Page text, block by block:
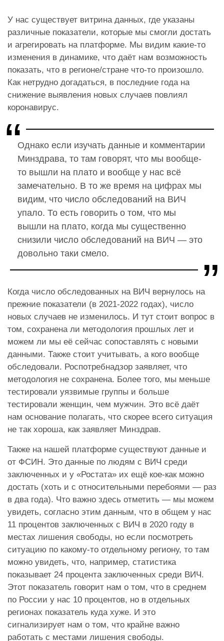
У нас существует витрина данных, где указаны
различные показатели, которые мы смогли достать
и агрегировать на платформе. Мы видим какие-то
изменения в динамике, что даёт нам возможность
показать, что в регионе/стране что-то произошло.
Как нетрудно догадаться, в последние года на
снижение выявления новых случаев повлиял
коронавирус.
Однако если изучать данные и комментарии
Минздрава, то там говорят, что мы вообще-
то вышли на плато и вообще у нас всё
замечательно. В то же время на цифрах мы
видим, что число обследований на ВИЧ
упало. То есть говорить о том, что мы
вышли на плато, когда мы существенно
снизили число обследований на ВИЧ — это
довольно таки смело.
Когда число обследованных на ВИЧ вернулось на
прежние показатели (в 2021-2022 годах), число
новых случаев не изменилось. И тут стоит вопрос в
том, сохранена ли методология прошлых лет и
можем ли мы её сейчас сопоставлять с новыми
данными. Также стоит учитывать, а кого вообще
обследовали. Роспотребнадзор заявляет, что
методология не сохранена. Более того, мы меньше
тестировали уязвимые группы и больше
тестировали женщин, чем мужчин. Это всё даёт
нам основание полагать, что скорее всего ситуация
не так хороша, как заявляет Минздрав.
Также на нашей платформе существуют данные и
от ФСИН. Это данные по людям с ВИЧ среди
заключенных и у «Ростата» их ещё кое-как можно
достать (хоть и с относительными перебоями — раз
в два года). Что важно здесь отметить — мы можем
увидеть, согласно этим данным, что в общем у нас
11 процентов заключенных с ВИЧ в 2020 году в
местах лишения свободы, но если посмотреть
ситуацию по какому-то отдельному региону, то там
можно увидеть, что, например, статистика
показывает 24 процента заключенных среди ВИЧ.
Этот показатель говорит нам о том, что в среднем
по России у нас 10 процентов, но в отдельных
регионах показатель куда хуже. И это
сигнализирует нам о том, что крайне важно
работать с местами лишения свободы.